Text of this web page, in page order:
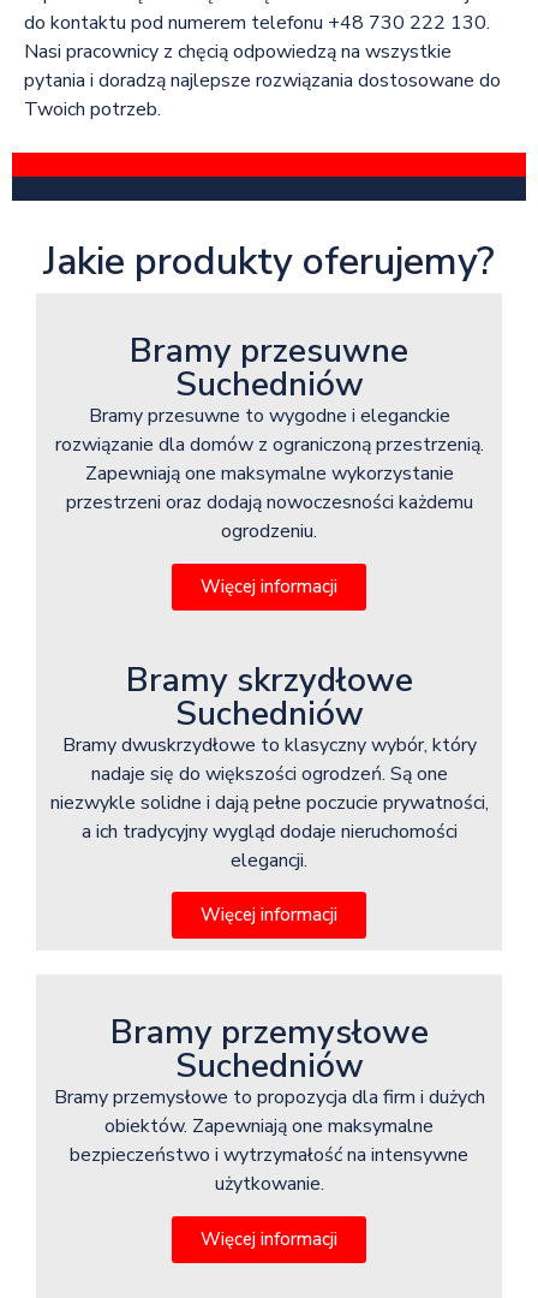
do kontaktu pod numerem telefonu +48 730 222 130.
Nasi pracownicy z chęcią odpowiedzą na wszystkie
pytania i doradzą najlepsze rozwiązania dostosowane do
Twoich potrzeb.
Jakie produkty oferujemy?
Bramy przesuwne
Suchedniów
Bramy przesuwne to wygodne i eleganckie
rozwiązanie dla domów z ograniczoną przestrzenią.
Zapewniają one maksymalne wykorzystanie
przestrzeni oraz dodają nowoczesności każdemu
ogrodzeniu.
Więcej informacji
Bramy skrzydłowe
Suchedniów
Bramy dwuskrzydłowe to klasyczny wybór, który
nadaje się do większości ogrodzeń. Są one
niezwykle solidne i dają pełne poczucie prywatności,
a ich tradycyjny wygląd dodaje nieruchomości
elegancji.
Więcej informacji
Bramy przemysłowe
Suchedniów
Bramy przemysłowe to propozycja dla firm i dużych
obiektów. Zapewniają one maksymalne
bezpieczeństwo i wytrzymałość na intensywne
użytkowanie.
Więcej informacji